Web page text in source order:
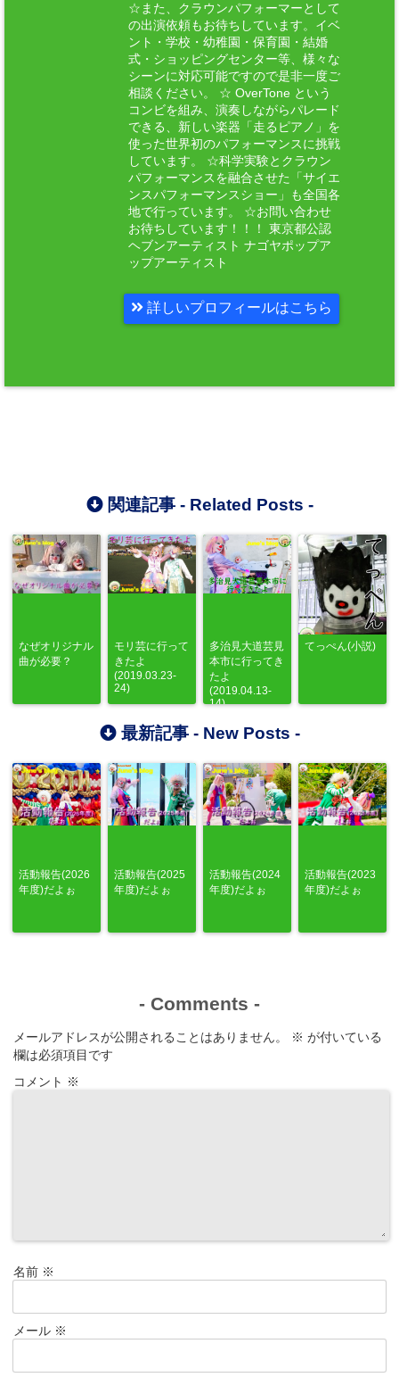
☆また、クラウンパフォーマーとして
の出演依頼もお待ちしています。イベ
ント・学校・幼稚園・保育園・結婚
式・ショッピングセンター等、様々な
シーンに対応可能ですので是非一度ご
相談ください。 ☆ OverTone という
コンビを組み、演奏しながらパレード
できる、新しい楽器「走るピアノ」を
使った世界初のパフォーマンスに挑戦
しています。 ☆科学実験とクラウン
パフォーマンスを融合させた「サイエ
ンスパフォーマンスショー」も全国各
地で行っています。 ☆お問い合わせ
お待ちしています！！！ 東京都公認
ヘブンアーティスト ナゴヤポップア
ップアーティスト
詳しいプロフィールはこちら
関連記事 - Related Posts -
なぜオリジナル
曲が必要？
モリ芸に行って
きたよ
(2019.03.23-
24)
多治見大道芸見
本市に行ってき
たよ
(2019.04.13-
14)
てっぺん(小説)
最新記事 - New Posts -
活動報告(2026
年度)だよぉ
活動報告(2025
年度)だよぉ
活動報告(2024
年度)だよぉ
活動報告(2023
年度)だよぉ
- Comments -
メールアドレスが公開されることはありません。 ※ が付いている
欄は必須項目です
コメント ※
名前 ※
メール ※